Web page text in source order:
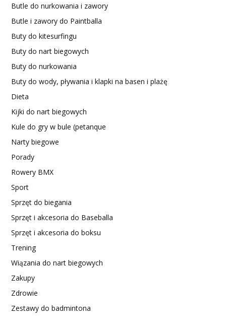
Butle do nurkowania i zawory
Butle i zawory do Paintballa
Buty do kitesurfingu
Buty do nart biegowych
Buty do nurkowania
Buty do wody, pływania i klapki na basen i plażę
Dieta
Kijki do nart biegowych
Kule do gry w bule (petanque
Narty biegowe
Porady
Rowery BMX
Sport
Sprzęt do biegania
Sprzęt i akcesoria do Baseballa
Sprzęt i akcesoria do boksu
Trening
Wiązania do nart biegowych
Zakupy
Zdrowie
Zestawy do badmintona